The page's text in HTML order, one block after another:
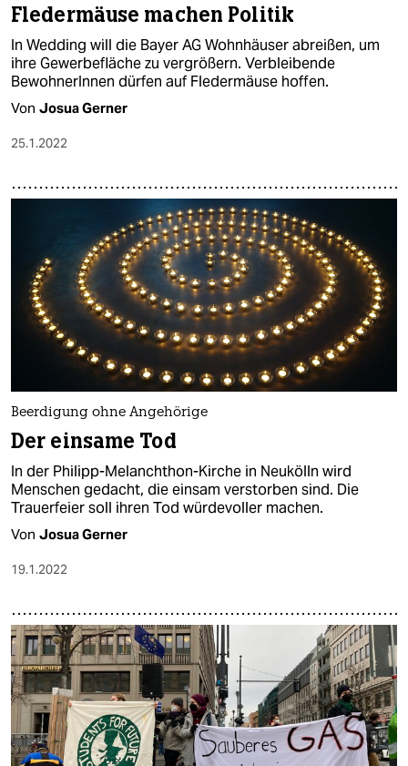
Fledermäuse machen Politik
In Wedding will die Bayer AG Wohnhäuser abreißen, um
ihre Gewerbefläche zu vergrößern. Verbleibende
BewohnerInnen dürfen auf Fledermäuse hoffen.
Von Josua Gerner
25.1.2022
Beerdigung ohne Angehörige
Der einsame Tod
In der Philipp-Melanchthon-Kirche in Neukölln wird
Menschen gedacht, die einsam verstorben sind. Die
Trauerfeier soll ihren Tod würdevoller machen.
Von Josua Gerner
19.1.2022